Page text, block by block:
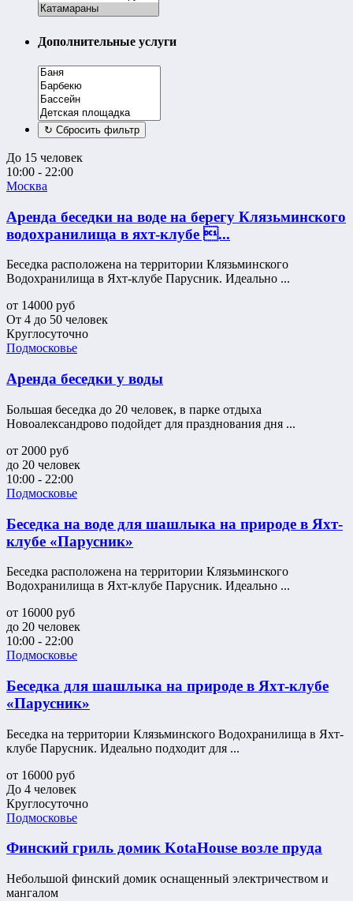
Дополнительные услуги
До 15 человек
10:00 - 22:00
Москва
Аренда беседки на воде на берегу Клязьминского
водохранилища в яхт-клубе ...
Беседка расположена на территории Клязьминского
Водохранилища в Яхт-клубе Парусник. Идеально ...
от 14000 руб
От 4 до 50 человек
Круглосуточно
Подмосковье
Аренда беседки у воды
Большая беседка до 20 человек, в парке отдыха
Новоалександрово подойдет для празднования дня ...
от 2000 руб
до 20 человек
10:00 - 22:00
Подмосковье
Беседка на воде для шашлыка на природе в Яхт-
клубе «Парусник»
Беседка расположена на территории Клязьминского
Водохранилища в Яхт-клубе Парусник. Идеально ...
от 16000 руб
до 20 человек
10:00 - 22:00
Подмосковье
Беседка для шашлыка на природе в Яхт-клубе
«Парусник»
Беседка на территории Клязьминского Водохранилища в Яхт-
клубе Парусник. Идеально подходит для ...
от 16000 руб
До 4 человек
Круглосуточно
Подмосковье
Финский гриль домик KotaHouse возле пруда
Небольшой финский домик оснащенный электричеством и
мангалом